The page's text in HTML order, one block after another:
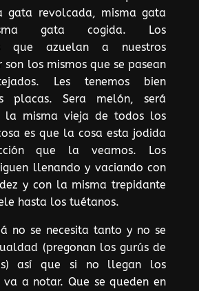
gata revolcada, misma gata
gata cogida. Los
que azuelan a nuestros
son los mismos que se pasean
Les tenemos bien
placas. Sera melón, será
la misma vieja de todos los
es que la cosa esta jodida
que la veamos. Los
llenando y vaciando con
y con la misma trepidante
hasta los tuétanos.
no se necesita tanto y no se
(pregonan los gurús de
así que si no llegan los
va a notar. Que se queden en